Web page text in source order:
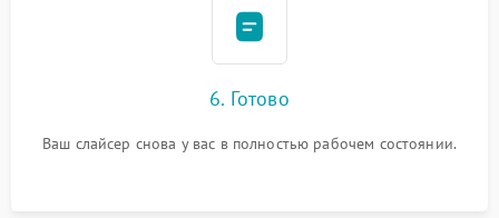
6. Готово
Ваш слайсер снова у вас в полностью рабочем состоянии.